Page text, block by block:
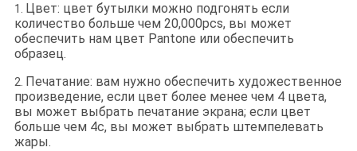
1. Цвет: цвет бутылки можно подгонять если
количество больше чем 20,000pcs, вы может
обеспечить нам цвет Pantone или обеспечить
образец.
2. Печатание: вам нужно обеспечить художественное
произведение, если цвет более менее чем 4 цвета,
вы может выбрать печатание экрана; если цвет
больше чем 4c, вы может выбрать штемпелевать
жары.